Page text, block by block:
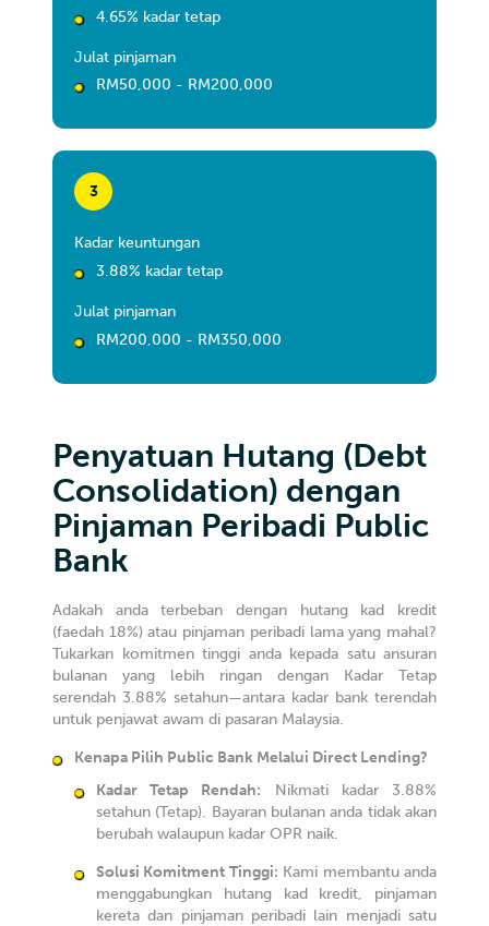
4.65% kadar tetap
Julat pinjaman
RM50,000 - RM200,000
3
Kadar keuntungan
3.88% kadar tetap
Julat pinjaman
RM200,000 - RM350,000
Penyatuan Hutang (Debt
Consolidation) dengan
Pinjaman Peribadi Public
Bank
Adakah anda terbeban dengan hutang kad kredit
(faedah 18%) atau pinjaman peribadi lama yang mahal?
Tukarkan komitmen tinggi anda kepada satu ansuran
bulanan yang lebih ringan dengan Kadar Tetap
serendah 3.88% setahun—antara kadar bank terendah
untuk penjawat awam di pasaran Malaysia.
Kenapa Pilih Public Bank Melalui Direct Lending?
Kadar Tetap Rendah: Nikmati kadar 3.88%
setahun (Tetap). Bayaran bulanan anda tidak akan
berubah walaupun kadar OPR naik.
Solusi Komitment Tinggi: Kami membantu anda
menggabungkan hutang kad kredit, pinjaman
kereta dan pinjaman peribadi lain menjadi satu